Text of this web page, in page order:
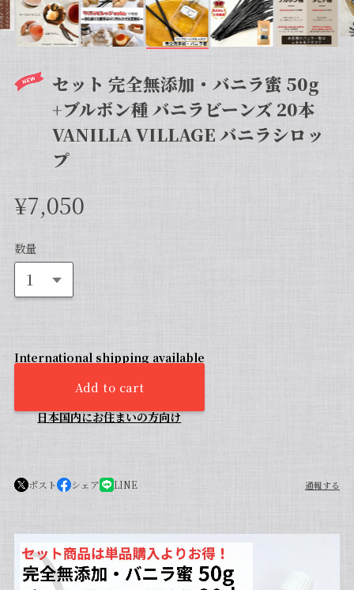
セット 完全無添加・バニラ蜜 50g
+ブルボン種 バニラビーンズ 20本
VANILLA VILLAGE バニラシロッ
プ
¥7,050
数量
International shipping available
Add to cart
日本国内にお住まいの方向け
ポスト シェア LINE 通報する